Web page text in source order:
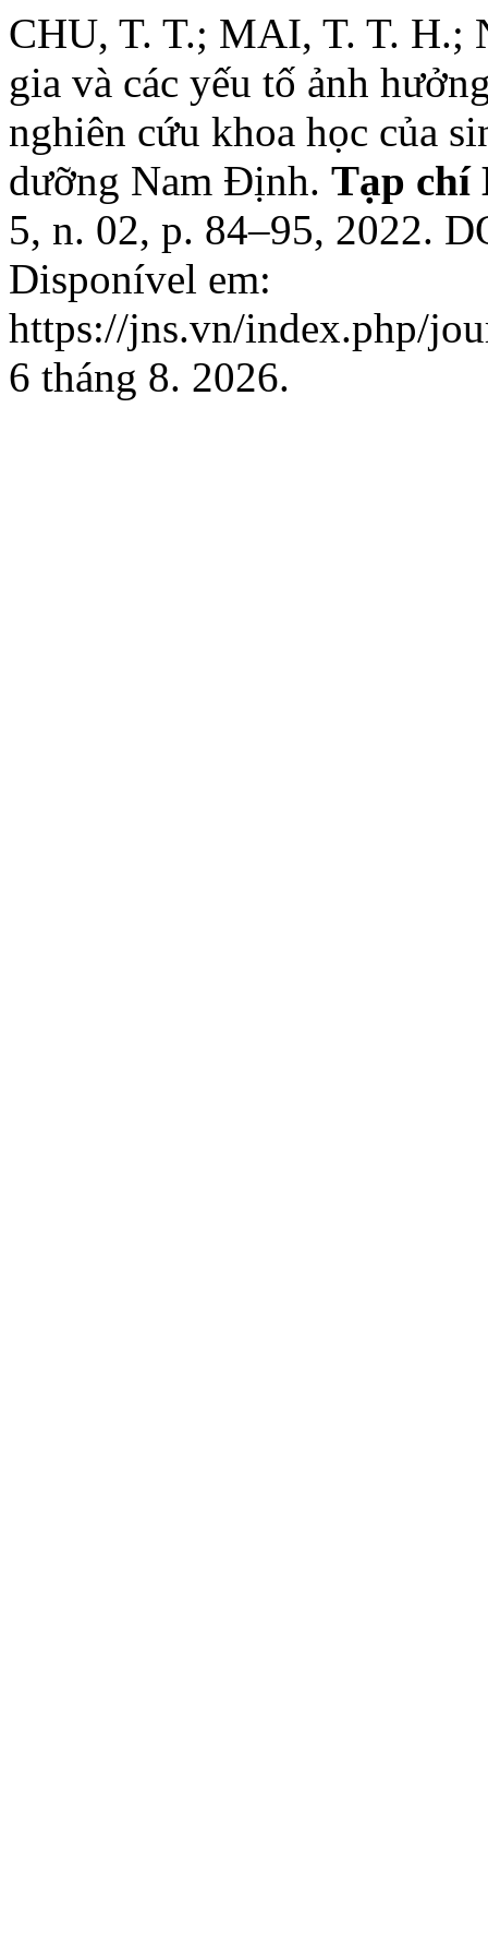
CHU, T. T.; MAI, T. T. H.;
gia và các yếu tố ảnh
nghiên cứu khoa học của
dưỡng Nam Định. Tạp chí
5, n. 02, p. 84–95, 2022.
Disponível em:
https://jns.vn/index.php/
6 tháng 8. 2026.